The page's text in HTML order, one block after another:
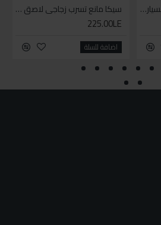
طقم قياس كبس موتور السياره 3 ق سيكا مانع تسرب زجاجي لاصق اسود 600 مل
225.00LE
اضافة للسلة